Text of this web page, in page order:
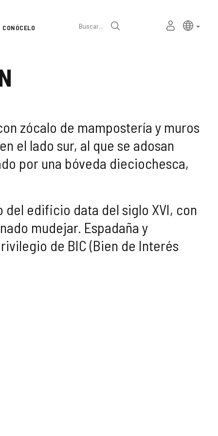
CONÓCELO Buscar
ESPACIO
Selector
de
Idioma
zócalo de mampostería y muros
el lado sur, al que se adosan
por una bóveda dieciochesca,
edificio data del siglo XVI, con
mudejar. Espadaña y
de BIC (Bien de Interés